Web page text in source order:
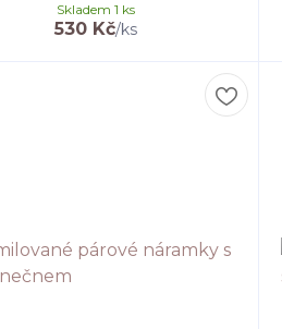
530 Kč/ks
Skladem 1 ks